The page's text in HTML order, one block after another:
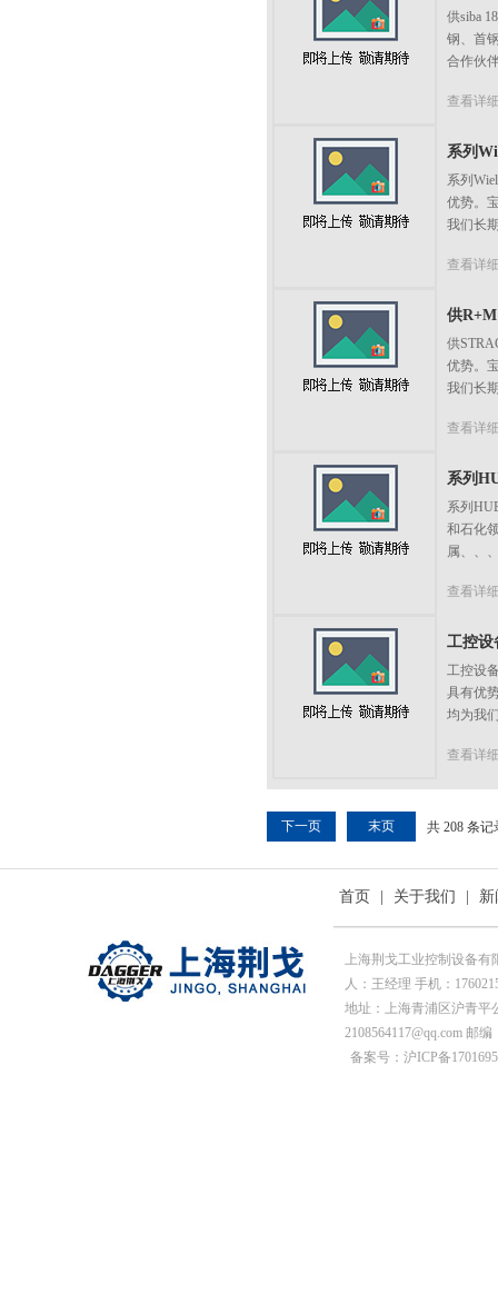
供siba
钢、首
合作伙
查看详
系列
系列
优势。
我们长
查看详
供R+M
供
优势。
我们长
查看详
系列
系列
和石化
属、、
查看详
工控设
工控设
具有优
均为我
查看详
共 208 条
下一页 末页
首页 关于我们
上海荆戈工业控制设备
人：王经理 手机：
地址：上海青浦区沪青平
2108564117@qq.com 邮编
备案号：沪ICP备